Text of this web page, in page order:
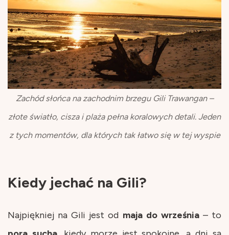
Zachód słońca na zachodnim brzegu Gili Trawangan –
złote światło, cisza i plaża pełna koralowych detali. Jeden
z tych momentów, dla których tak łatwo się w tej wyspie
Kiedy jechać na Gili?
Najpiękniej na Gili jest od maja do września– to